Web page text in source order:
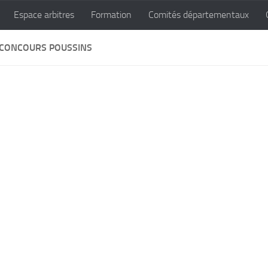
Espace arbitres Formation Comités départementaux
POUSSINS